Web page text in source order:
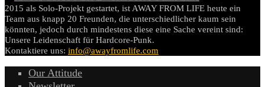
2015 als Solo-Projekt gestartet, ist AWAY FROM LIFE heute ein
Team aus knapp 20 Freunden, die unterschiedlicher kaum sein
könnten, jedoch durch mindestens diese eine Sache vereint sind:
Unsere Leidenschaft für Hardcore-Punk.
Kontaktiere uns: info@awayfromlife.com
Our Attitude